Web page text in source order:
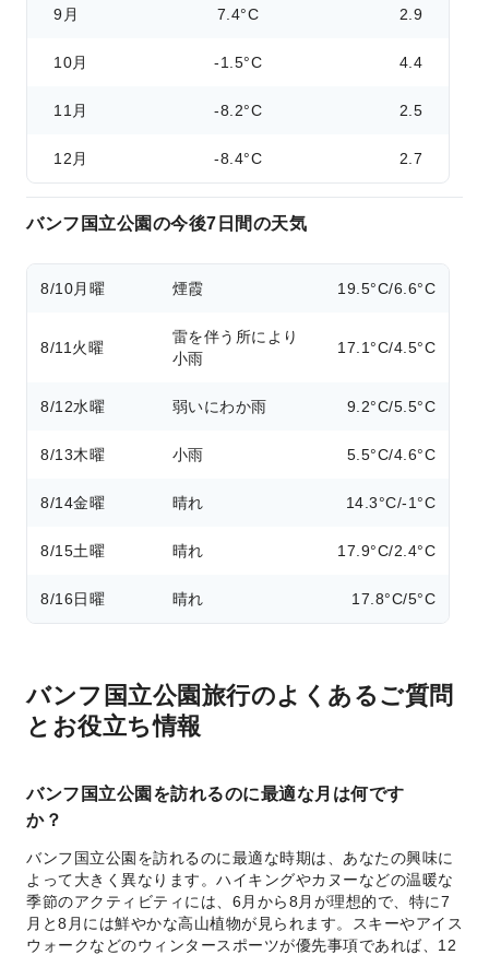
9月 7.4°C 2.9
10月 -1.5°C 4.4
11月 -8.2°C 2.5
12月 -8.4°C 2.7
バンフ国立公園の今後7日間の天気
8/10月曜 煙霞 19.5°C/6.6°C
8/11 火曜
雷を伴う所により
小雨
17.1°C/4.5°C
8/12水曜 弱いにわか雨 9.2°C/5.5°C
8/13木曜 小雨 5.5°C/4.6°C
8/14金曜 晴れ 14.3°C/-1°C
8/15土曜 晴れ 17.9°C/2.4°C
8/16日曜 晴れ 17.8°C/5°C
バンフ国立公園旅行のよくあるご質問
とお役立ち情報
バンフ国立公園を訪れるのに最適な月は何です
か？
バンフ国立公園を訪れるのに最適な時期は、あなたの興味に
よって大きく異なります。ハイキングやカヌーなどの温暖な
季節のアクティビティには、6月から8月が理想的で、特に7
月と8月には鮮やかな高山植物が見られます。スキーやアイス
ウォークなどのウィンタースポーツが優先事項であれば、12